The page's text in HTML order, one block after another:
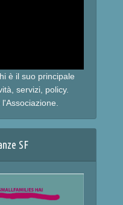
è il suo principale
servizi, policy.
SF